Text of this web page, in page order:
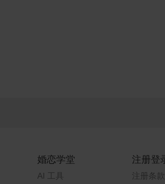
婚恋学堂
AI 工具
注册登
注册条款